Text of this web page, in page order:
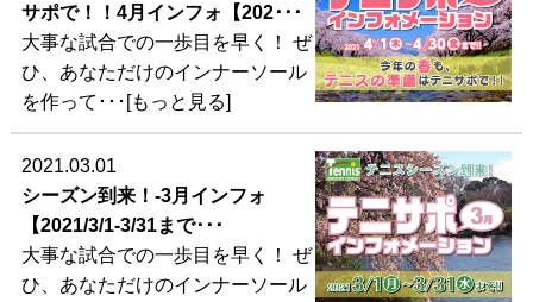
サポで！！4月インフォ【202･･･
大事な試合での一歩目を早く！ ぜ
ひ、あなただけのインナーソール
を作って･･･[もっと見る]
2021.03.01
シーズン到来！-3月インフォ
【2021/3/1-3/31まで･･･
大事な試合での一歩目を早く！ ぜ
ひ、あなただけのインナーソール